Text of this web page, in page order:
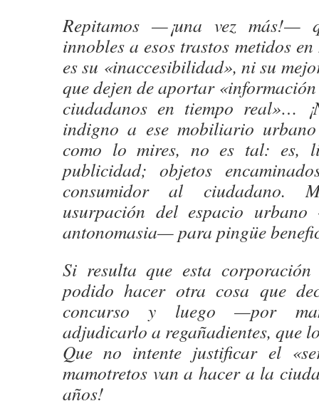
Repitamos —¡una vez más!—
innobles a esos trastos metidos
es su «inaccesibilidad», ni su
que dejen de aportar
ciudadanos en tiempo real»…
indigno a ese mobiliario
como lo mires, no es tal: es,
publicidad; objetos
consumidor al ciudadano.
usurpación del espacio
antonomasia— para pingüe
Si resulta que esta
podido hacer otra cosa que
concurso y luego —por
adjudicarlo a regañadientes, que
Que no intente justificar el
mamotretos van a hacer a la
años!